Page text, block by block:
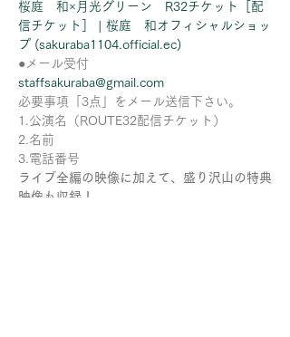
桜庭　和×月光グリーン　R32チケット［配
信チケット］ | 桜庭　和オフィシャルショッ
プ (sakuraba1104.official.ec)
●メール受付
staffsakuraba@gmail.com
必要事項「3点」をメール送信下さい。
1.公演名（ROUTE32配信チケット）
2.名前
3.電話番号
ライブ全編の映像に加えて、盛り沢山の特典
映像も収録！